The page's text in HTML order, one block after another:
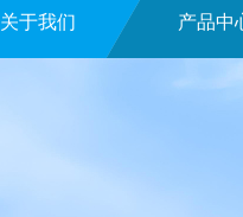
关于我们 产品中